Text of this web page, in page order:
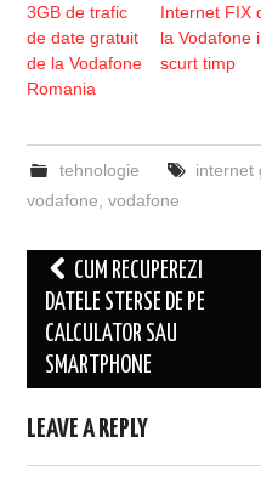
3GB de trafic
de date gratuit
de la Vodafone
Romania
Internet FIX
la Vodafone
scurt timp
tehnologie internet
vodafone ,vodafone
Post
navigation
CUM RECUPEREZI
DATELE STERSE DE PE
CALCULATOR SAU
SMARTPHONE
LEAVE A REPLY